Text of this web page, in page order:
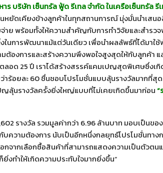
ร บริษัท เซ็นทรัล ฟู้ด รีเทล จำกัด ในเครือเซ็นทรัล รี
หยัดเคียงข้างลูกค้าในทุกสถานการณ์ มุ่งมั่นนำเส
าย พร้อมทั้งให้ความสำคัญกับการทำวิจัยและสำร
ในการพัฒนาแม้แต่วันเดียว เพื่อนำผลลัพธ์ที่ได้มาใ
ต้องการและสร้างความพึงพอใจสูงสุดให้กับลูกค้า
ลอด 25 ปี เราได้สร้างสรรค์แคมเปญสุดพิเศษซึ่งเ
อยละ 60 ชื่นชอบโปรโมชั่นแบบลุ้นรางวัลมากที่สุด
ญลุ้นรางวัลครั้งยิ่งใหญ่แบบที่ไม่เคยเกิดขึ้นมาก่อน“
รางวัล รวมมูลค่ากว่า 6.96 ล้านบาท มอบเป็นข
บความต้องการ นับเป็นอีกหนึ่งกลยุทธ์โปรโมชั่นทา
จากเลือกซื้อสินค้าที่สามารถแสดงความเป็นตัวตน
งทำให้เกิดความประทับใจมากยิ่งขึ้น”